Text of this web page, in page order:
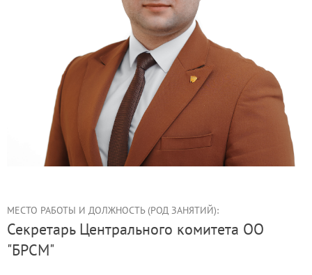
МЕСТО РАБОТЫ И ДОЛЖНОСТЬ (РОД ЗАНЯТИЙ):
секретарь Центрального комитета ОО
"БРСМ"